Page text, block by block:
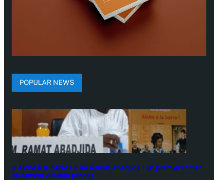
POPULAR NEWS
« Aïcha à la barre ! » de Ramat Abadjida : un premier roman
où l’amour devient procès